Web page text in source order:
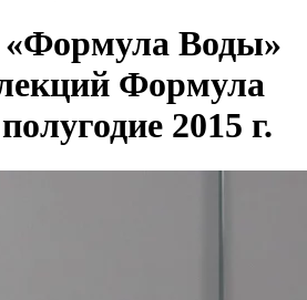
«Формула Воды»
Формула
2015 г.